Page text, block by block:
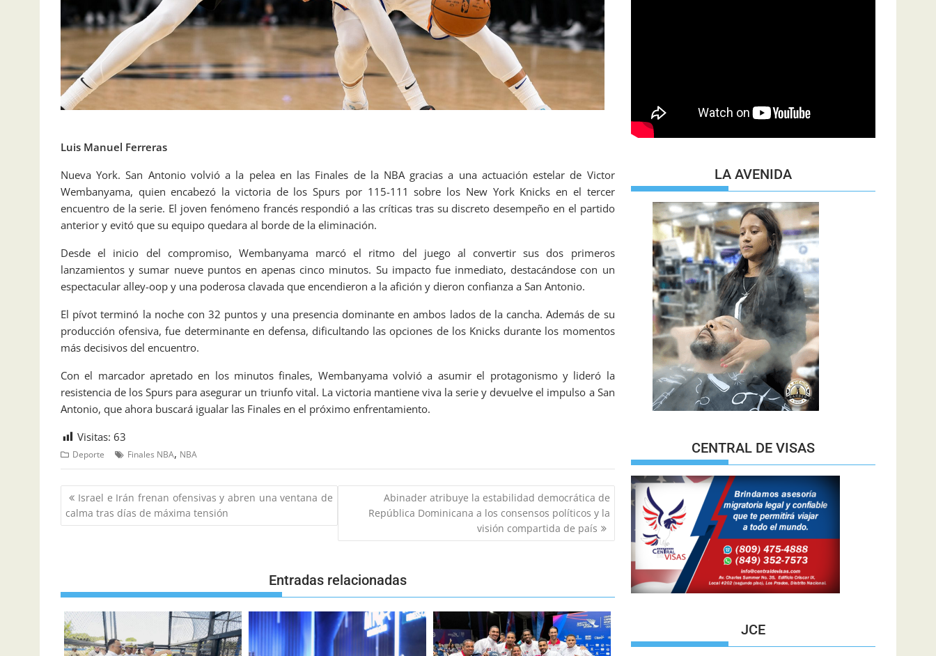
Luis Manuel Ferreras
Nueva York. San Antonio volvió a la pelea en las Finales de la NBA gracias a una actuación estelar de Victor
Wembanyama, quien encabezó la victoria de los Spurs por 115-111 sobre los New York Knicks en el tercer
encuentro de la serie. El joven fenómeno francés respondió a las críticas tras su discreto desempeño en el partido
anterior y evitó que su equipo quedara al borde de la eliminación.
Desde el inicio del compromiso, Wembanyama marcó el ritmo del juego al convertir sus dos primeros
lanzamientos y sumar nueve puntos en apenas cinco minutos. Su impacto fue inmediato, destacándose con un
espectacular alley-oop y una poderosa clavada que encendieron a la afición y dieron confianza a San Antonio.
El pívot terminó la noche con 32 puntos y una presencia dominante en ambos lados de la cancha. Además de su
producción ofensiva, fue determinante en defensa, dificultando las opciones de los Knicks durante los momentos
más decisivos del encuentro.
Con el marcador apretado en los minutos finales, Wembanyama volvió a asumir el protagonismo y lideró la
resistencia de los Spurs para asegurar un triunfo vital. La victoria mantiene viva la serie y devuelve el impulso a San
Antonio, que ahora buscará igualar las Finales en el próximo enfrentamiento.
Visitas: 63
Deporte Finales NBA, NBA
Israel e Irán frenan ofensivas y abren una ventana de
calma tras días de máxima tensión
Abinader atribuye la estabilidad democrática de
República Dominicana a los consensos políticos y la
visión compartida de país
Entradas relacionadas
LA AVENIDA
CENTRAL DE VISAS
JCE